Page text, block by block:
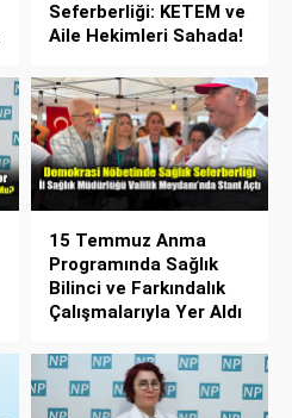
Seferberliği: KETEM ve
Aile Hekimleri Sahada!
15 Temmuz Anma
Programında Sağlık
Bilinci ve Farkındalık
Çalışmalarıyla Yer Aldı